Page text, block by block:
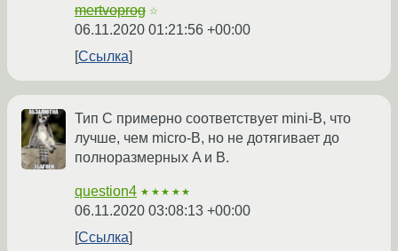
mertvoprog ☆
06.11.2020 01:21:56 +00:00
Ссылка
Тип C примерно соответствует mini-B, что
лучше, чем micro-B, но не дотягивает до
полноразмерных A и B.
question4 ★★★★★
06.11.2020 03:08:13 +00:00
Ссылка